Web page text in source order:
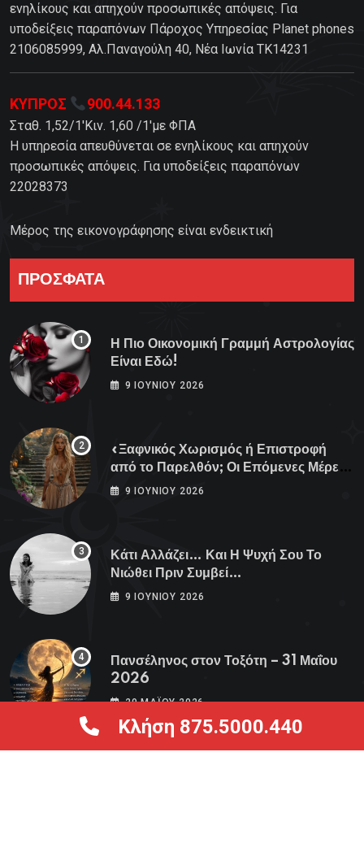
ενηλίκους και απηχούν προσωπικές απόψεις. Για
υποδείξεις παραπόνων Πάροχος Υπηρεσίας Planet phones
2106085999, Αλ.Παναγούλη 40, Νέα Ιωνία TK14231
ΚΥΠΡΟΣ 900.44.133
Σταθ. 1,52/1'Κιν. 1,60 /1'με ΦΠΑ
Η υπηρεσία απευθύνεται σε ενηλίκους και απηχούν
προσωπικές απόψεις. Για υποδείξεις παραπόνων
22028373
Μέρος της εικονογράφησης είναι ενδεικτική
ΠΡΟΣΦΑΤΑ
Η Πιο Οικονομική Γραμμή Αστρολογίας
Είναι Εδώ!
9 ΙΟΥΝΊΟΥ 2026
«Ξαφνικός Χωρισμός ή Επιστροφή
από το Παρελθόν; Οι Επόμενες Μέρες
Κρύβουν ΣΟΚ για αυτά τα Ζώδια»
9 ΙΟΥΝΊΟΥ 2026
Κάτι Αλλάζει… Και Η Ψυχή Σου Το
Νιώθει Πριν Συμβεί…
9 ΙΟΥΝΊΟΥ 2026
Πανσέληνος στον Τοξότη – 31 Μαΐου
2026
29 ΜΑΪ́ΟΥ 2026
Κλήση 875.5000.440